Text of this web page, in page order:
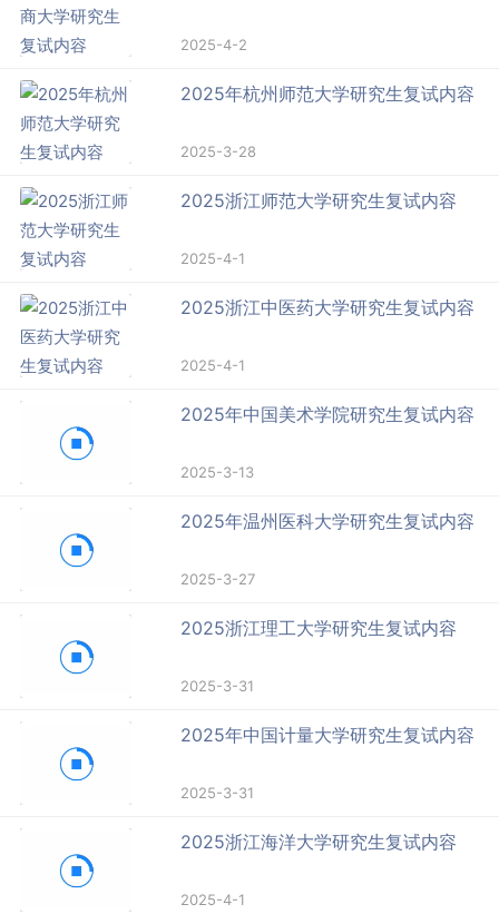
2025-4-2
2025年杭州师范大学研究生复试内容
2025-3-28
2025浙江师范大学研究生复试内容
2025-4-1
2025浙江中医药大学研究生复试内容
2025-4-1
2025年中国美术学院研究生复试内容
2025-3-13
2025年温州医科大学研究生复试内容
2025-3-27
2025浙江理工大学研究生复试内容
2025-3-31
2025年中国计量大学研究生复试内容
2025-3-31
2025浙江海洋大学研究生复试内容
2025-4-1